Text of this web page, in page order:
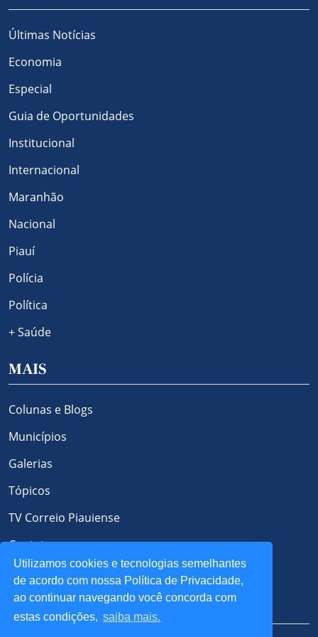
Utilizamos cookies e tecnologias semelhantes
de acordo com nossa Política de Privacidade,
ao continuar navegando você concorda com
estas condições, saiba mais.
Últimas Notícias
Economia
Especial
Guia de Oportunidades
Institucional
Internacional
Maranhão
Nacional
Piauí
Polícia
Política
+ Saúde
MAIS
Colunas e Blogs
Municípios
Galerias
Tópicos
TV Correio Piauiense
Contato
Política de Privacidade e Cookies
REDES SOCIAIS